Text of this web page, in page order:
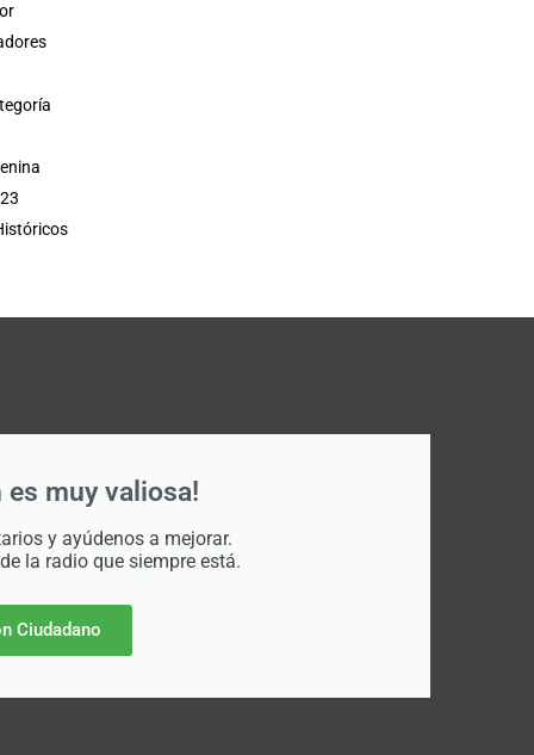
es muy valiosa!
y ayúdenos a mejorar.
la radio que siempre está.
Ciudadano